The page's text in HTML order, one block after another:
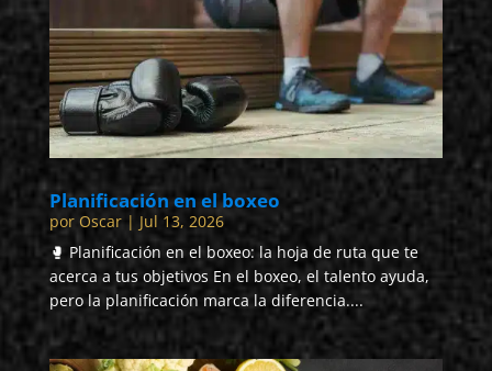
Planificación en el boxeo
por Oscar| Jul 13, 2026
🥊 Planificación en el boxeo: la hoja de ruta que te
acerca a tus objetivos En el boxeo, el talento ayuda,
pero la planificación marca la diferencia....